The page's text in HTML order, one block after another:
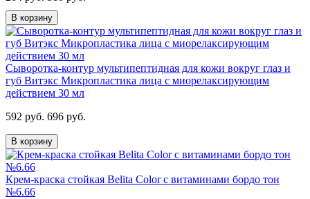
В корзину
Сыворотка-контур мультипептидная для кожи вокруг глаз и
губ Витэкс Микропластика лица с миорелаксирующим
действием 30 мл
592 руб. 696 руб.
В корзину
Крем-краска стойкая Belita Сolor с витаминами бордо тон
№6.66